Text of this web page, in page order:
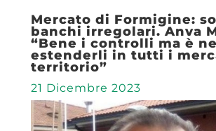
Mercato di Formigine:
banchi irregolari. Anva
“Bene i controlli ma è
estenderli in tutti i
territorio”
21 Dicembre 2023